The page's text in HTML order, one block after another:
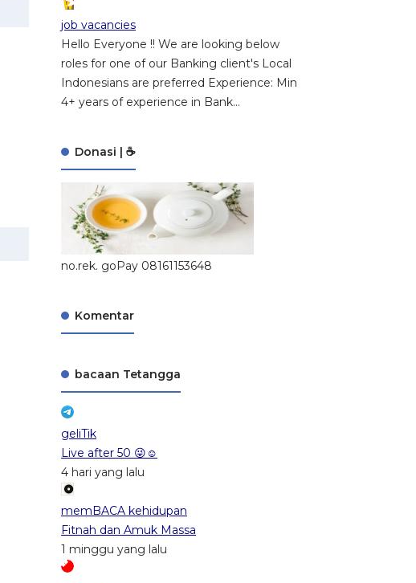
job vacancies
Hello Everyone !! We are looking below
roles for one of our Banking client's Local
Indonesians are preferred Experience: Min
4+ years of experience in Bank...
Donasi | ☕
no.rek. goPay 08161153648
Komentar
bacaan Tetangga
geliTik
Live after 50 😜☺️
4 hari yang lalu
memBACA kehidupan
Fitnah dan Amuk Massa
1 minggu yang lalu